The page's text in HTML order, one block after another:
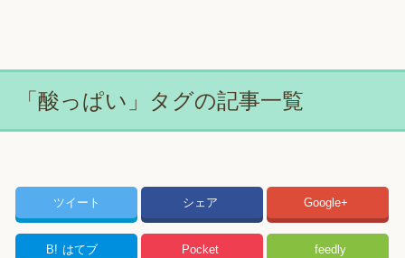
「酸っぱい」タグの記事一覧
ツイート シェア Google+
B! はてブ Pocket feedly